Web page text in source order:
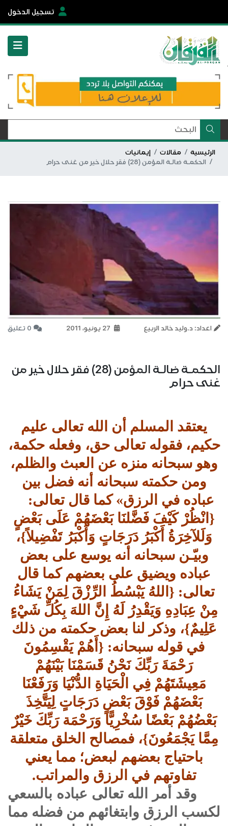
تسجيل الدخول
الرئيسية مقالات
إيمانيات
الحكمـة ضالـة المؤمن (28) فقر حلال خير من غنى حرام
اعداد: د.وليد خالد الربيع 0 تعليق
الحكمـة ضالـة المؤمن (28) فقر حلال خير من
غنى حرام
يعتقد المسلم أن الله تعالى عليم
حكيم، فقوله تعالى حق، وفعله حكمة،
وهو سبحانه منزه عن العبث والظلم،
ومن حكمته سبحانه أنه فضل بين
عباده في الرزق» كما قال تعالى:
{انْظُرْ كَيْفَ فَضَّلنَا بَعْضَهُمْ عَلَى بَعْضٍ
وَلَلآخِرَةُ أَكْبَرُ دَرَجَاتٍ وَأَكْبَرُ تَفْضِيلاً}،
وبيّـن سبحانه أنه يوسع على بعض
عباده ويضيق على بعضهم كما قال
تعالى: {اللهُ يَبْسُطُ الرِّزْقَ لِمَنْ يَشَاءُ
مِنْ عِبَادِهِ وَيَقْدِرُ لَهُ إِنَّ اللهَ بِكُلِّ شَيْءٍ
عَلِيمٌ}، وذكر لنا بعض حكمته من ذلك
في قوله سبحانه: {أَهُمْ يَقْسِمُونَ
رَحْمَةَ رَبِّكَ نَحْنُ قَسَمْنَا بَيْنَهُمْ
مَعِيشَتَهُمْ فِي الْحَيَاةِ الدُّنْيَا وَرَفَعْنَا
بَعْضَهُمْ فَوْقَ بَعْضٍ دَرَجَاتٍ لِيَتَّخِذَ
بَعْضُهُمْ بَعْضًا سُخْرِيًّا وَرَحْمَة رَبِّكَ خَيْرٌ
مِمَّا يَجْمَعُونَ}، فمصالح الخلق متعلقة
باحتياج بعضهم لبعض؛ مما يعني
تفاوتهم في الرزق والمراتب.
وقد أمر الله تعالى عباده بالسعي
لكسب الرزق وابتغائهم من فضله مما